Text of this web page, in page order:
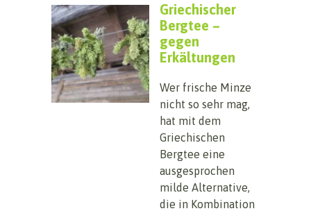
Griechischer
Bergtee –
gegen
Erkältungen
Wer frische Minze
nicht so sehr mag,
hat mit dem
Griechischen
Bergtee eine
ausgesprochen
milde Alternative,
die in Kombination